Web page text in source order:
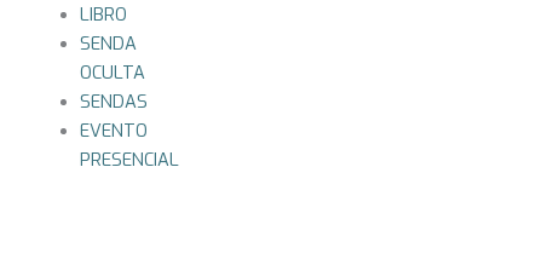
LIBRO
SENDA
OCULTA
SENDAS
EVENTO
PRESENCIAL